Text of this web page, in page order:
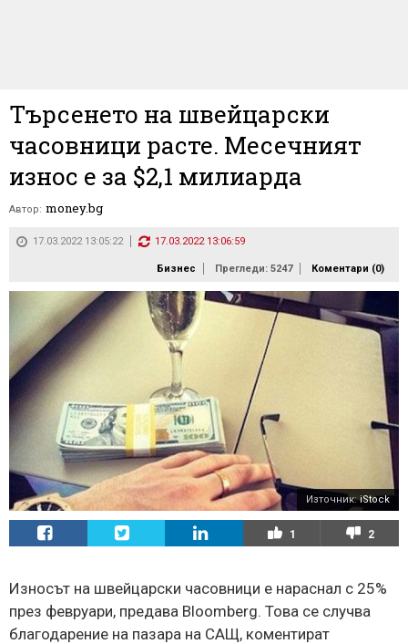
Търсенето на швейцарски
часовници расте. Месечният
износ е за $2,1 милиарда
Автор: money.bg
17.03.2022 13:05:22 17.03.2022 13:06:59
Бизнес Прегледи: 5247 Коментари (0)
Източник:iStock
1 2
Износът на швейцарски часовници е нараснал с 25%
през февруари, предава Bloomberg. Това се случва
благодарение на пазара на САЩ, коментират